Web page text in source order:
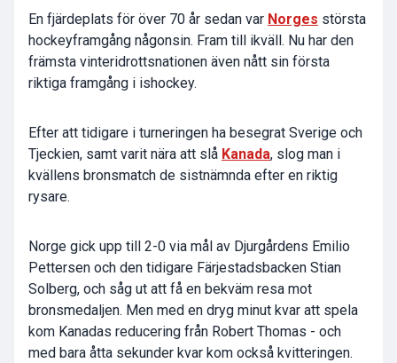
En fjärdeplats för över 70 år sedan var Norges största
hockeyframgång någonsin. Fram till ikväll. Nu har den
främsta vinteridrottsnationen även nått sin första
riktiga framgång i ishockey.
Efter att tidigare i turneringen ha besegrat Sverige och
Tjeckien, samt varit nära att slå Kanada, slog man i
kvällens bronsmatch de sistnämnda efter en riktig
rysare.
Norge gick upp till 2-0 via mål av Djurgårdens Emilio
Pettersen och den tidigare Färjestadsbacken Stian
Solberg, och såg ut att få en bekväm resa mot
bronsmedaljen. Men med en dryg minut kvar att spela
kom Kanadas reducering från Robert Thomas - och
med bara åtta sekunder kvar kom också kvitteringen.